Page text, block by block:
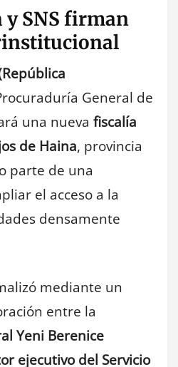
SNS firman
General de
una nueva fiscalía
de Haina, provincia
parte de una
el acceso a la
densamente
mediante un
entre la
Yeni Berenice
ejecutivo del Servicio